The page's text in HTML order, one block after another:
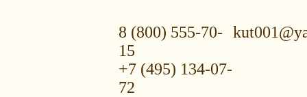
8 (800) 555-70-
15
+7 (495) 134-07-
72